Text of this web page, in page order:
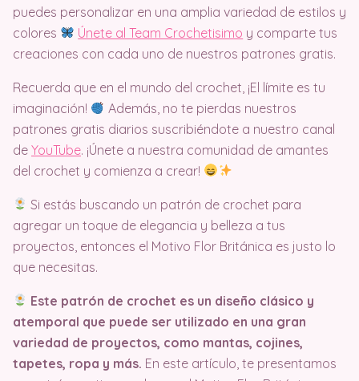
puedes personalizar en una amplia variedad de estilos y
colores
Únete al Team Crochetisimo y comparte tus
creaciones con cada uno de nuestros patrones gratis.
Recuerda que en el mundo del crochet, ¡El límite es tu
imaginación!
Además, no te pierdas nuestros
patrones gratis diarios suscribiéndote a nuestro canal
de YouTube. ¡Únete a nuestra comunidad de amantes
del crochet y comienza a crear!
Si estás buscando un patrón de crochet para
agregar un toque de elegancia y belleza a tus
proyectos, entonces el Motivo Flor Británica es justo lo
que necesitas.
Este patrón de crochet es un diseño clásico y
atemporal que puede ser utilizado en una gran
variedad de proyectos, como mantas, cojines,
tapetes, ropa y más. En este artículo, te presentamos